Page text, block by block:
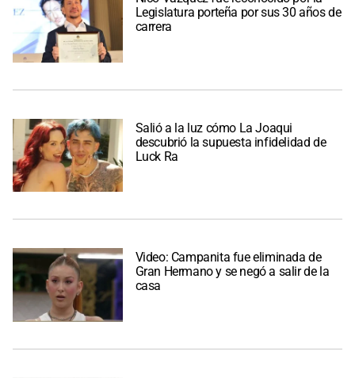
Legislatura porteña por sus 30 años de
carrera
Salió a la luz cómo La Joaqui
descubrió la supuesta infidelidad de
Luck Ra
Video: Campanita fue eliminada de
Gran Hermano y se negó a salir de la
casa